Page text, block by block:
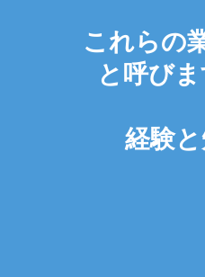
これらの
と呼び
経験